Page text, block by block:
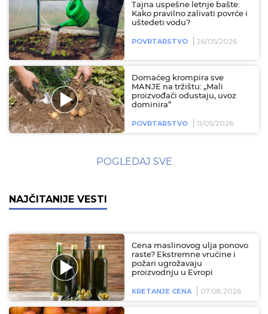
Tajna uspešne letnje bašte:
Kako pravilno zalivati povrće i
uštedeti vodu?
POVRTARSTVO 26/05/2026
Domaćeg krompira sve
MANJE na tržištu: „Mali
proizvođači odustaju, uvoz
dominira”
POVRTARSTVO 11/05/2026
POGLEDAJ SVE
NAJČITANIJE VESTI
Cena maslinovog ulja ponovo
raste? Ekstremne vrućine i
požari ugrožavaju
proizvodnju u Evropi
KRETANJE CENA 07.08.2026